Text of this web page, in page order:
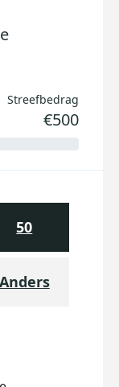
Streefbedrag
€500
50
Anders